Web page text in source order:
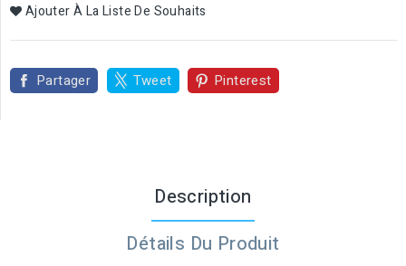
Ajouter À La Liste De Souhaits
Partager Tweet Pinterest
Description
Détails Du Produit